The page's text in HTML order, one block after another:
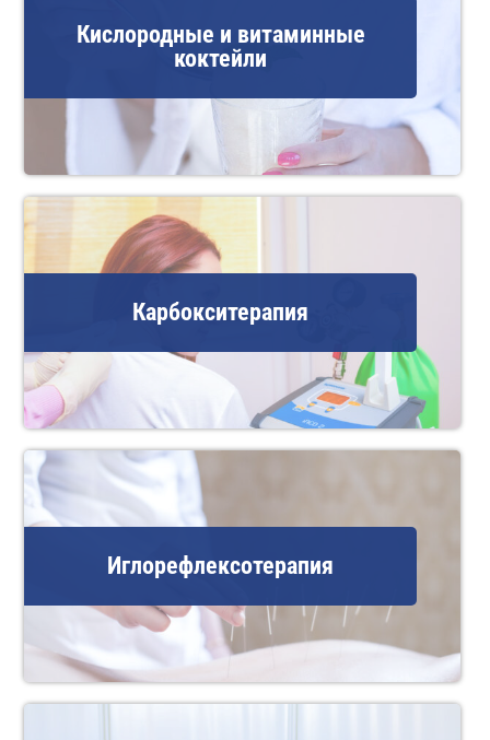
Кислородные и витаминные
коктейли
Карбокситерапия
Иглорефлексотерапия